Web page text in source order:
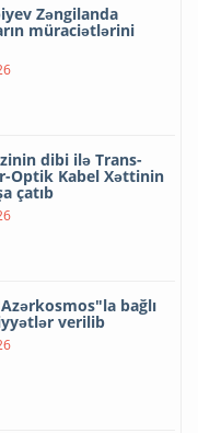
Zəngilanda
müraciətlərini
dibi ilə Trans-
Optik Kabel Xəttinin
çatıb
bağlı
verilib